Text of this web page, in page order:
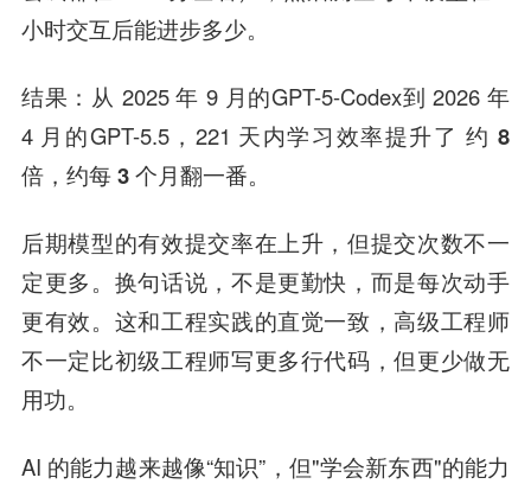
小时交互后能进步多少。
结果：从 2025 年 9 月的GPT-5-Codex到 2026 年
4 月的GPT-5.5，221 天内学习效率提升了 约 8
倍，约每 3 个月翻一番。
后期模型的有效提交率在上升，但提交次数不一
定更多。换句话说， 不是更勤快，而是每次动手
更有效。这和工程实践的直觉一致，高级工程师
不一定比初级工程师写更多行代码，但更少做无
用功。
AI 的能力越来越像“知识”，但"学会新东西"的能力